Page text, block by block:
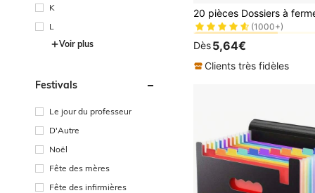
K
L
Voir plus
Festivals
Le jour du professeur
D'Autre
Noël
Fête des mères
Fête des infirmières
(1000+)
#10 BEST-SELLERS
#10 BEST-SELLERS
#10 BEST-SELLERS
(1000+)
Dès5,64€
Clients très fidèles